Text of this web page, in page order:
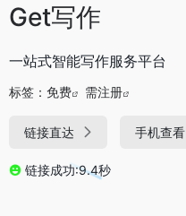
Get写作
一站式智能写作服务平台
标签： 免费 需注册
链接直达 手机查看
链接成功:9.4秒